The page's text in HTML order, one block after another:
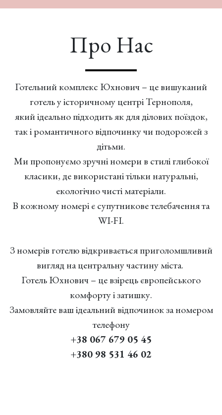
Про Нас
Готельний комплекс Юхнович – це вишуканий
готель у історичному центрі Тернополя,
який ідеально підходить як для ділових поїздок,
так і романтичного відпочинку чи подорожей з
дітьми.
Ми пропонуємо зручні номери в стилі глибокої
класики, де використані тільки натуральні,
екологічно чисті матеріали.
В кожному номері є супутникове телебачення та
WI-FI.
З номерів готелю відкривається приголомшливий
вигляд на центральну частину міста.
Готель Юхнович – це взірець європейського
комфорту і затишку.
Замовляйте ваш ідеальний відпочинок за номером
телефону
+38 067 679 05 45​​​​​​​
+380 98 531 46 02